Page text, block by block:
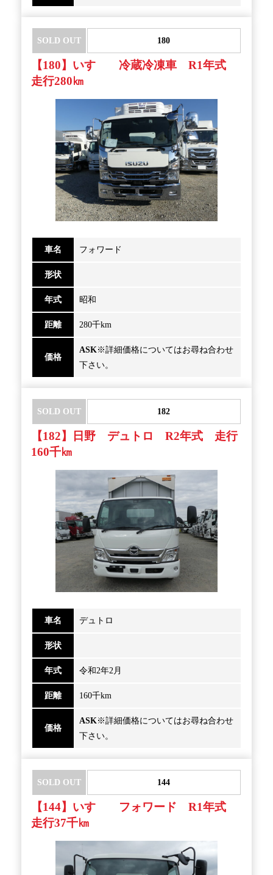
SOLD OUT 180
【180】いすゞ 冷蔵冷凍車 R1年式
走行280㎞
車名 フォワード
形状
年式 昭和
距離 280千km
価格
ASK※詳細価格についてはお尋ね合わせ
下さい。
SOLD OUT 182
【182】日野 デュトロ R2年式 走行
160千㎞
車名 デュトロ
形状
年式 令和2年2月
距離 160千km
価格
ASK※詳細価格についてはお尋ね合わせ
下さい。
SOLD OUT 144
【144】いすゞ フォワード R1年式
走行37千㎞